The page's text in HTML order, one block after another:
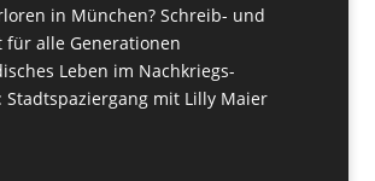
in München? Schreib- und
für alle Generationen
Leben im Nachkriegs-
Stadtspaziergang mit Lilly Maier